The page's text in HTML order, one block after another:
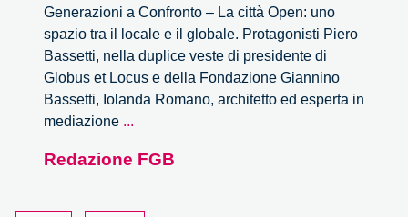
Generazioni a Confronto – La città Open: uno
spazio tra il locale e il globale. Protagonisti Piero
Bassetti, nella duplice veste di presidente di
Globus et Locus e della Fondazione Giannino
Bassetti, Iolanda Romano, architetto ed esperta in
mediazione ...
Open:
spazio
Redazione FGB